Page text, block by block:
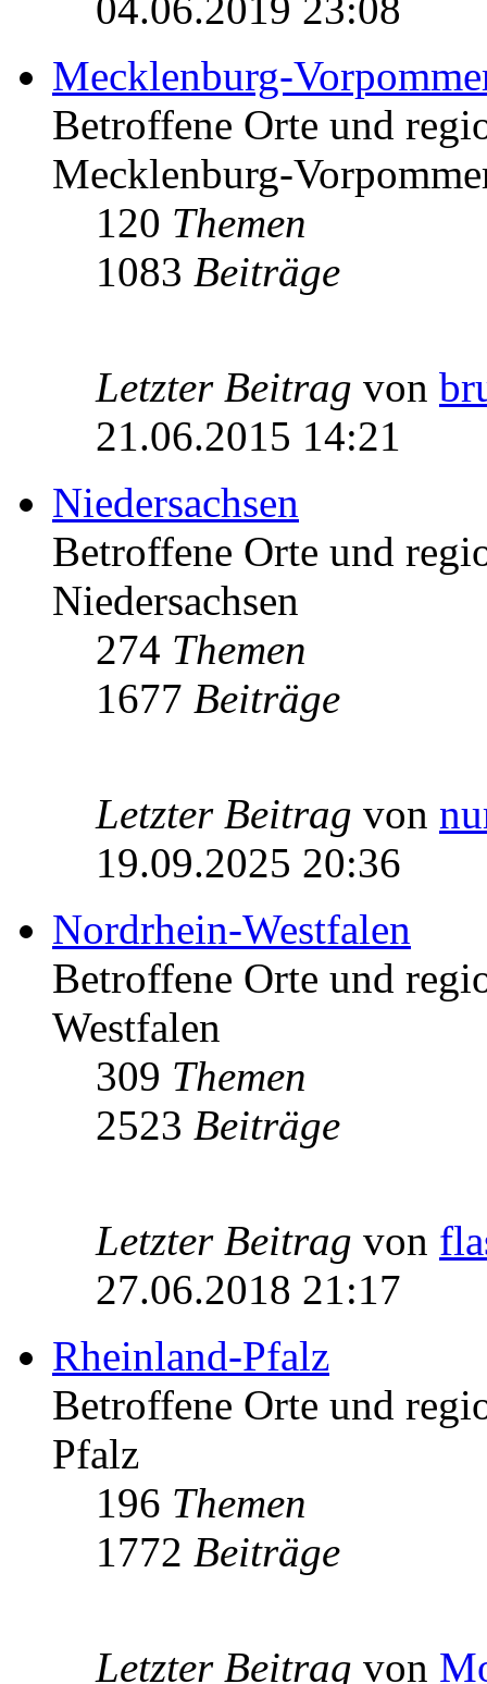
Mecklenburg-
Betroffene Orte und
Mecklenburg-
120 Themen
1083 Beiträge
Letzter Beitrag von
21.06.2015 14:21
Niedersachsen
Betroffene Orte und
Niedersachsen
274 Themen
1677 Beiträge
Letzter Beitrag von
19.09.2025 20:36
Nordrhein-Westfalen
Betroffene Orte und
Westfalen
309 Themen
2523 Beiträge
Letzter Beitrag von
27.06.2018 21:17
Rheinland-Pfalz
Betroffene Orte und
Pfalz
196 Themen
1772 Beiträge
Letzter Beitrag von